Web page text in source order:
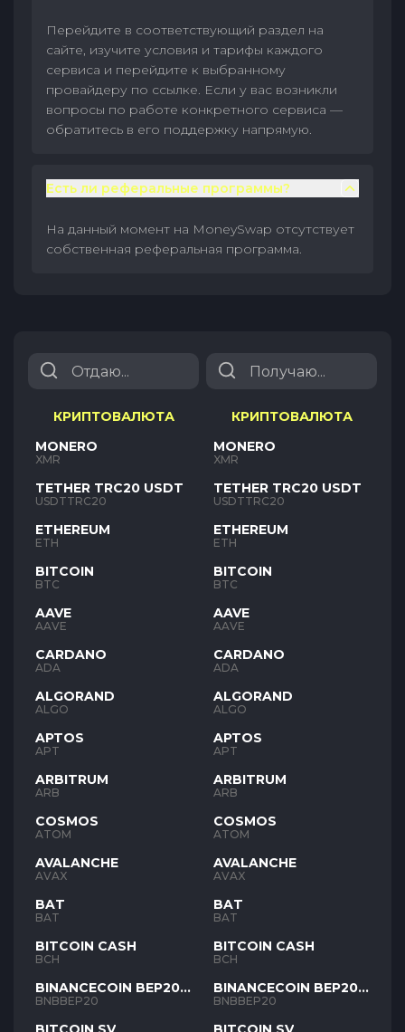
Перейдите в соответствующий раздел на
сайте, изучите условия и тарифы каждого
сервиса и перейдите к выбранному
провайдеру по ссылке. Если у вас возникли
вопросы по работе конкретного сервиса —
обратитесь в его поддержку напрямую.
Есть ли реферальные программы?
На данный момент на MoneySwap отсутствует
собственная реферальная программа.
КРИПТОВАЛЮТА
MONERO
XMR
TETHER TRC20 USDT
USDTTRC20
ETHEREUM
ETH
BITCOIN
BTC
AAVE
AAVE
CARDANO
ADA
ALGORAND
ALGO
APTOS
APT
ARBITRUM
ARB
COSMOS
ATOM
AVALANCHE
AVAX
BAT
BAT
BITCOIN CASH
BCH
BINANCECOIN BEP20
BNB
BNBBEP20
КРИПТОВАЛЮТА
MONERO
XMR
TETHER TRC20 USDT
USDTTRC20
ETHEREUM
ETH
BITCOIN
BTC
AAVE
AAVE
CARDANO
ADA
ALGORAND
ALGO
APTOS
APT
ARBITRUM
ARB
COSMOS
ATOM
AVALANCHE
AVAX
BAT
BAT
BITCOIN CASH
BCH
BINANCECOIN BEP20
BNB
BNBBEP20